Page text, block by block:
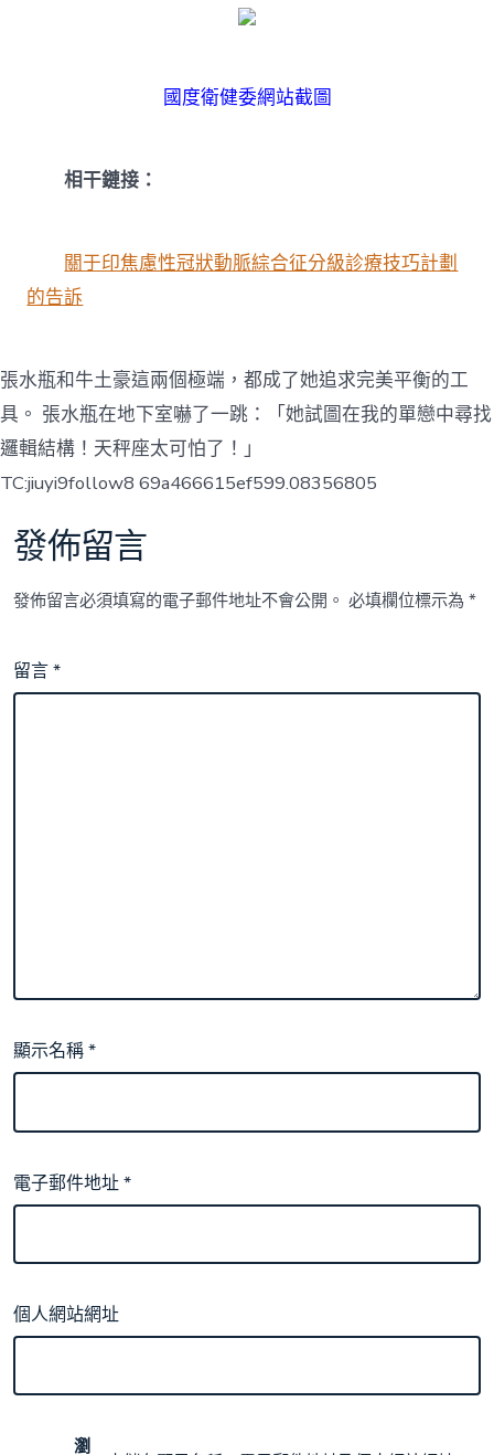
國度衛健委網站截圖
相干鏈接：
關于印焦慮性冠狀動脈綜合征分級診療技巧計劃
的告訴
張水瓶和牛土豪這兩個極端，都成了她追求完美平衡的工
具。 張水瓶在地下室嚇了一跳：「她試圖在我的單戀中尋找
邏輯結構！天秤座太可怕了！」
TC:jiuyi9follow8 69a466615ef599.08356805
發佈留言
發佈留言必須填寫的電子郵件地址不會公開。 必填欄位標示為*
留言*
顯示名稱*
電子郵件地址*
個人網站網址
瀏